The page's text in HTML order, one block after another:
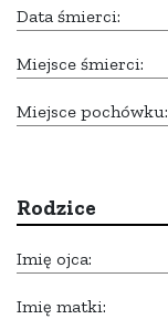
Data śmierci:
Miejsce śmierci:
Miejsce pochówku:
Rodzice
Imię ojca:
Imię matki: